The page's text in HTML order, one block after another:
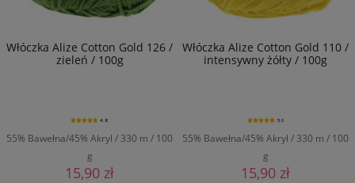
Włóczka Alize Cotton Gold 126 /
zieleń / 100g
55% Bawełna/45% Akryl / 330 m / 100
g
4.8
15,90 zł
Włóczka Alize Cotton Gold 110 /
intensywny żółty / 100g
55% Bawełna/45% Akryl / 330 m / 100
g
5.0
15,90 zł